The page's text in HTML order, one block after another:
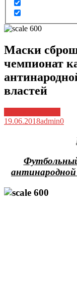
Маски
чемпионат
властей
19.06.2018admin0